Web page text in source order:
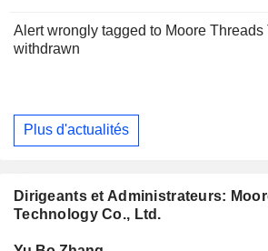
Alert wrongly tagged to Moore Threads
withdrawn
Plus d'actualités
Dirigeants et Administrateurs:
Technology Co., Ltd.